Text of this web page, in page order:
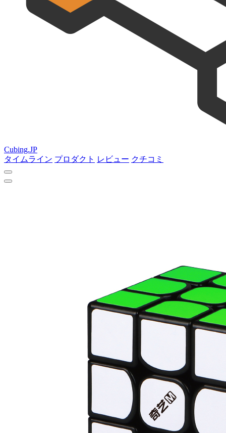
Cubing.JP
タイムライン プロダクト レビュー クチコミ